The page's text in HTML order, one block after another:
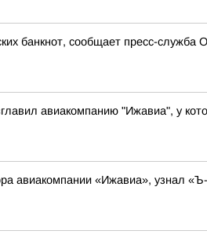
банкнот, сообщает пресс-служба
авиакомпанию "Ижавиа", у
авиакомпании «Ижавиа», узнал